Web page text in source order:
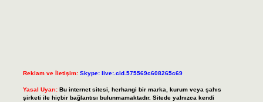
Reklam ve İletişim: Skype: live:.cid.575569c608265c69
Yasal Uyarı: Bu internet sitesi, herhangi bir marka, kurum veya şahıs
şirketi ile hiçbir bağlantısı bulunmamaktadır. Sitede yalnızca kendi